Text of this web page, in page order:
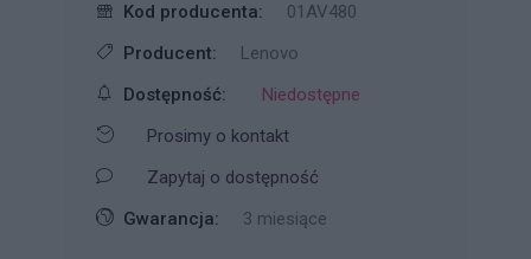
Kod producenta:
01AV480
Producent:
Lenovo
Dostępność:
Niedostępne
Prosimy o kontakt
Zapytaj o dostępność
Gwarancja:
3 miesiące